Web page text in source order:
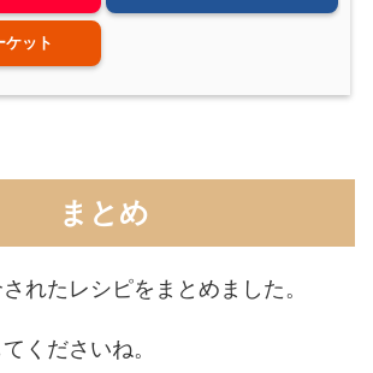
ケット
まとめ
れたレシピをまとめました。
くださいね。